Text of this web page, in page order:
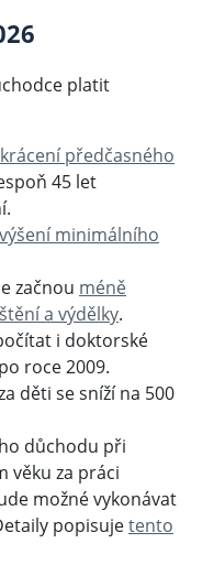
platit
předčasného
45 let
minimálního
začnou méně
a výdělky.
i doktorské
roce 2009.
děti se sníží na 500
důchodu při
věku za práci
možné vykonávat
popisujetento